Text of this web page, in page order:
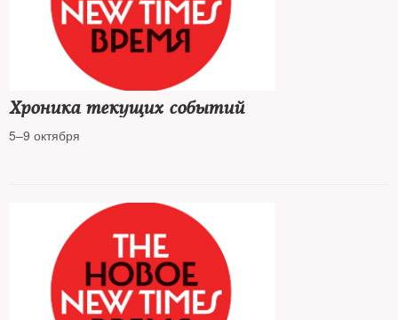
Хроника текущих событий
5–9 октября